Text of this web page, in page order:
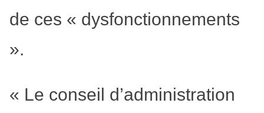
de ces « dysfonctionnements
».
« Le conseil d’administration